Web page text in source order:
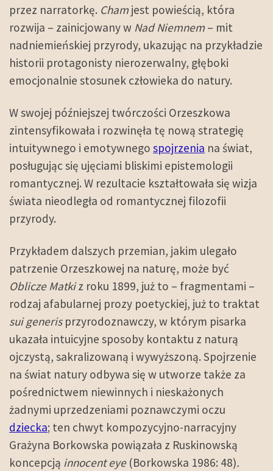
przez narratorkę. Cham jest powieścią, która
rozwija – zainicjowany w Nad Niemnem – mit
nadniemieńskiej przyrody, ukazując na przykładzie
historii protagonisty nierozerwalny, głęboki
emocjonalnie stosunek człowieka do natury.
W swojej późniejszej twórczości Orzeszkowa
zintensyfikowała i rozwinęła tę nową strategię
intuitywnego i emotywnego spojrzenia na świat,
posługując się ujęciami bliskimi epistemologii
romantycznej. W rezultacie kształtowała się wizja
świata nieodległa od romantycznej filozofii
przyrody.
Przykładem dalszych przemian, jakim ulegało
patrzenie Orzeszkowej na naturę, może być
Oblicze Matkiz roku 1899, już to – fragmentami –
rodzaj afabularnej prozy poetyckiej, już to traktat
sui generisprzyrodoznawczy, w którym pisarka
ukazała intuicyjne sposoby kontaktu z naturą
ojczystą, sakralizowaną i wywyższoną. Spojrzenie
na świat natury odbywa się w utworze także za
pośrednictwem niewinnych i nieskażonych
żadnymi uprzedzeniami poznawczymi oczu
dziecka; ten chwyt kompozycyjno-narracyjny
Grażyna Borkowska powiązała z Ruskinowską
koncepcją innocent eye (Borkowska 1986: 48).